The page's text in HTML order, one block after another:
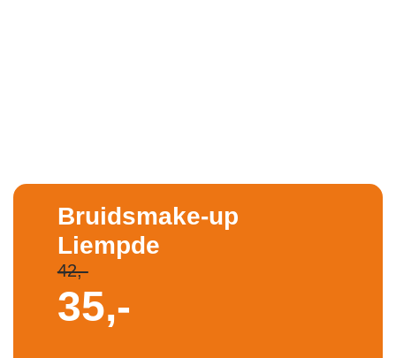
Bruidsmake-up
Liempde
42,-
35,-